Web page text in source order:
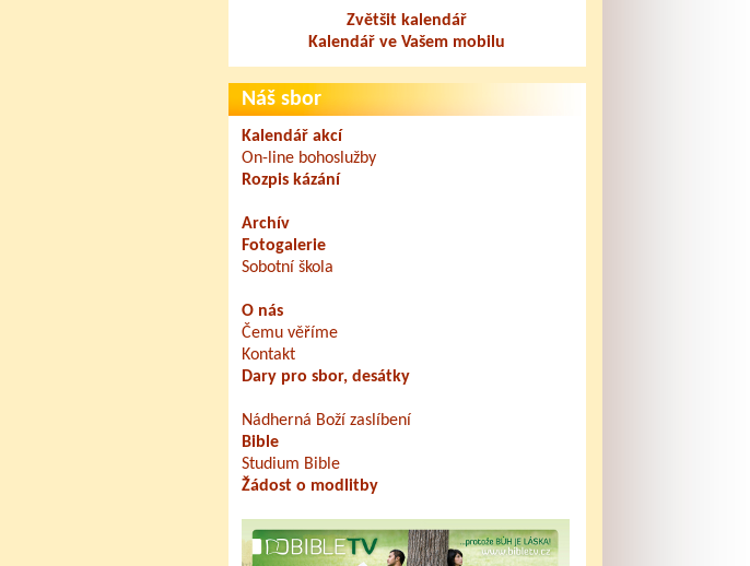
Zvětšit kalendář
Kalendář ve Vašem mobilu
Náš sbor
Kalendář akcí
On-line bohoslužby
Rozpis kázání
Archív
Fotogalerie
Sobotní škola
O nás
Čemu věříme
Kontakt
Dary pro sbor, desátky
Nádherná Boží zaslíbení
Bible
Studium Bible
Žádost o modlitby